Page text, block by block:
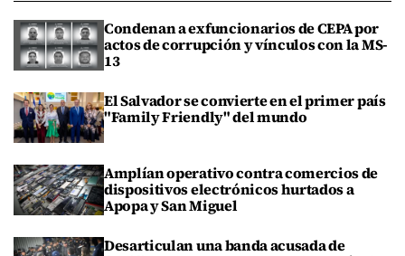
Condenan a exfuncionarios de CEPA por
actos de corrupción y vínculos con la MS-
13
El Salvador se convierte en el primer país
"Family Friendly" del mundo
Amplían operativo contra comercios de
dispositivos electrónicos hurtados a
Apopa y San Miguel
Desarticulan una banda acusada de